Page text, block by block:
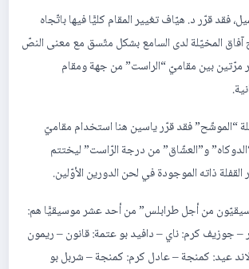
فقد قرّر د. هيّاف تغيير المقام كليًّا فيها باتّجاه
آفاق المخيّلة لدى السامع بشكل متّسق مع معنى النصّ
مرّتين بين مقاميّ “الراست” من جهة ومقام
“الموشّح” فقد قرّر ياسين هنا استخدام مقاميّ
و”العشّاق” من درجة الرّاست” ليختتم
ذاته الموجودة في لحن الدورين الأوّلين.
من أجل طرابلس” من أحد عشر موسيقيًّا هم:
جوزيف كرم: ناي – دافيد بو عتمة: قانون – ريمون
عيد: كمنجة – عادل كرم: كمنجة – شربل بو